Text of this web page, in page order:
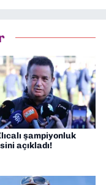
şampiyonluk
açıkladı!